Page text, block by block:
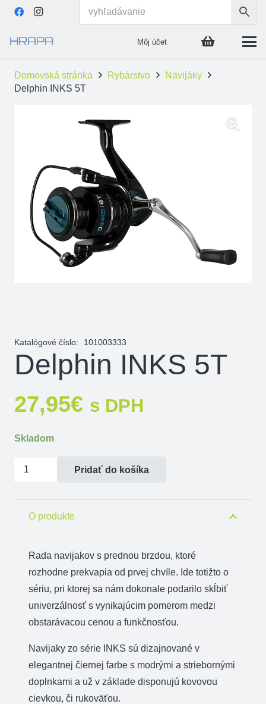
Môj účet
Domovská stránka Rybárstvo
Navijáky
Delphin INKS 5T
Katalógové číslo: 101003333
Delphin INKS 5T
27,95€ s DPH
Skladom
množstvo
Pridať do košíka
O produkte
Rada navijakov s prednou brzdou, ktoré
rozhodne prekvapia od prvej chvíle. Ide totižto o
sériu, pri ktorej sa nám dokonale podarilo skĺbiť
univerzálnosť s vynikajúcim pomerom medzi
obstarávacou cenou a funkčnosťou.
Navijaky zo série INKS sú dizajnované v
elegantnej čiernej farbe s modrými a striebornými
doplnkami a už v základe disponujú kovovou
cievkou, či rukoväťou.